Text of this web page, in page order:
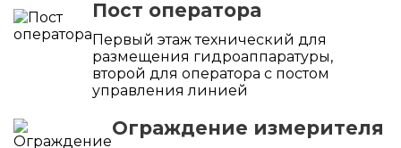
Пост оператора
Первый этаж технический для
размещения гидроаппаратуры,
второй для оператора с постом
управления линией
Ограждение измерителя